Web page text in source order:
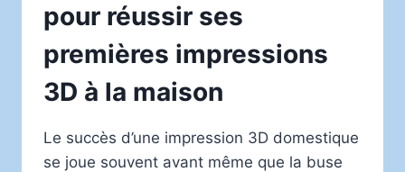
pour réussir ses
premières impressions
3D à la maison
Le succès d’une impression 3D domestique
se joue souvent avant même que la buse